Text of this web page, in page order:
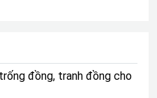
đồng, tranh đồng cho